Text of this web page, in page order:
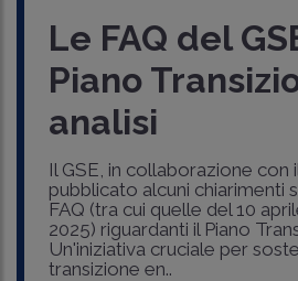
Le FAQ del
Piano
analisi
Il GSE, in collaborazione con
pubblicato alcuni chiarimenti
FAQ (tra cui quelle del 10
2025) riguardanti il Piano
Un'iniziativa cruciale per
transizione en..